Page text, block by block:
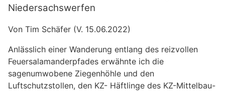
Niedersachswerfen
Von Tim Schäfer (V. 15.06.2022)
Anlässlich einer Wanderung entlang des reizvollen
Feuersalamanderpfades erwähnte ich die
sagenumwobene Ziegenhöhle und den
Luftschutzstollen, den KZ- Häftlinge des KZ-Mittelbau-